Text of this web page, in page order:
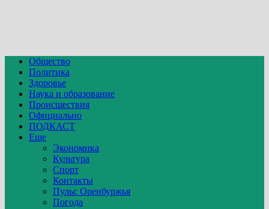
Общество
Политика
Здоровье
Наука и образование
Происшествия
Официально
ПОДКАСТ
Еще
Экономика
Культура
Спорт
Контакты
Пульс Оренбуржья
Погода